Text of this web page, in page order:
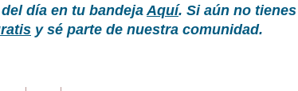
día en tu bandejaAquí. Si aún no tienes
y sé parte de nuestra comunidad.